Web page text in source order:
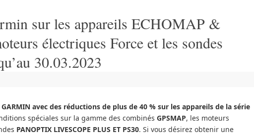
sur les appareils ECHOMAP &
électriques Force et les sondes
30.03.2023
avec des réductions de plus de 40 % sur les appareils de la série
spéciales sur la gamme des combinés GPSMAP, les moteurs
PANOPTIX LIVESCOPE PLUS ET PS30. Si vous désirez obtenir une